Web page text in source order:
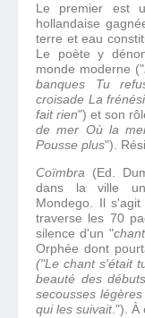
Le premier est
hollandaise
terre et eau
Le poète y
monde moderne ("
banques Tu
croisade La
fait rien") et son
de mer Où la
Pousse plus").
Coïmbra (Ed.
dans la ville
Mondego. Il
traverse les 70
silence d'un "
Orphée dont
("Le chant s'était
beauté des
secousses
qui les suivait."). À